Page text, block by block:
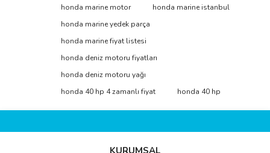
Bu ürüne ilk yorumu siz yapın!
Yorum Yaz
tarafımıza iletebilirsiniz.
Görüş ve önerileriniz için teşekkür ederiz.
Ürün resmi kalitesiz, bozuk veya görüntülenemiyor.
Ürün açıklamasında eksik bilgiler bulunuyor.
Ürün bilgilerinde hatalar bulunuyor.
honda marine motor
honda marine istanbul
honda marine yedek parça
honda marine fiyat listesi
honda deniz motoru fiyatları
honda deniz motoru yağı
honda 40 hp 4 zamanlı fiyat
honda 40 hp
KURUMSAL